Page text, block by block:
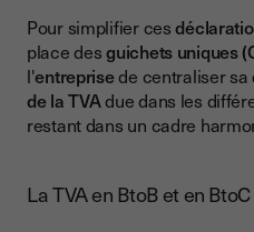
Pour simplifier ces
place desguichets uniques
l'entreprisede centraliser sa
de la TVAdue dans les
restant dans un cadre
La TVA en BtoB et en BtoC